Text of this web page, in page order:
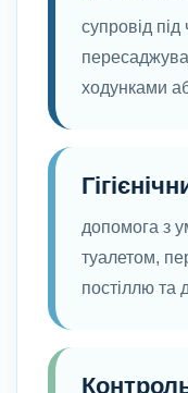
супровід
ходунками
допомога з
туалетом,
постіллю та